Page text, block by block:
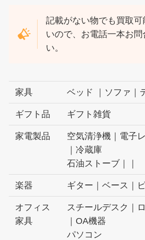
記載がない物でも買取可
いので、お電話一本お問
い。
家具 ベッド ｜ソファ｜
ギフト品 ギフト雑貨
家電製品
空気清浄機｜電子
｜冷蔵庫
石油ストーブ｜｜
楽器 ギター｜ベース｜
オフィス
家具
スチールデスク｜
｜OA機器
パソコン